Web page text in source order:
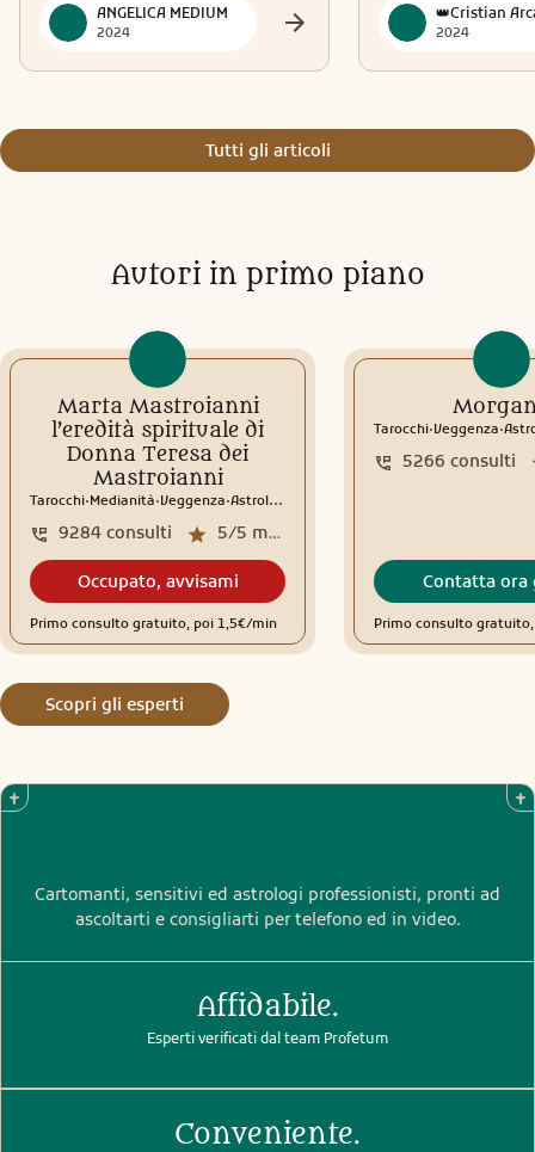
ANGELICA MEDIUM
2024 2024
Tutti gli articoli
Autori in primo piano
Marta Mastroianni
l’eredità spirituale di
Donna Teresa dei
Mastroianni
Tarocchi.Medianità.Veggenza.Astrologia
5/5 media recensioni
9284 consulti
Occupato, avvisami
Primo consulto gratuito, poi 1,5€/min
Tarocchi.Veggenza.
5266 consulti
Contatta ora
Primo consulto
Scopri gli esperti
Cartomanti, sensitivi ed astrologi professionisti, pronti ad
ascoltarti e consigliarti per telefono ed in video.
Affidabile.
Esperti verificati dal team Profetum
Conveniente.